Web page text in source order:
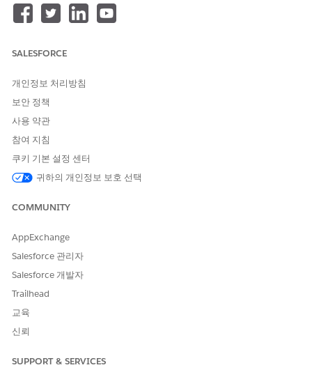
Agentforce 에이전트사용 방법에 대해 자세히 알아보십시오.
SALESFORCE
개인정보 처리방침
보안 정책
사용 약관
참여 지침
쿠키 기본 설정 센터
귀하의 개인정보 보호 선택
COMMUNITY
AppExchange
Salesforce 관리자
Salesforce 개발자
Trailhead
교육
신뢰
SUPPORT & SERVICES